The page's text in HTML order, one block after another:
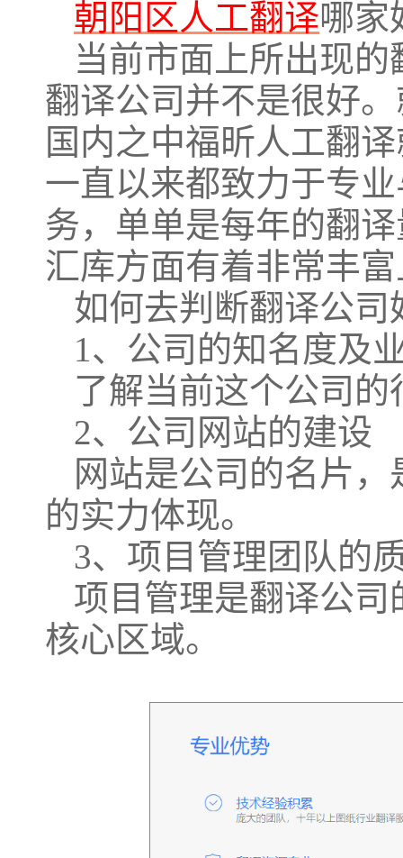
朝阳区人工翻译哪家
当前市面上所出现
翻译公司并不是很好
国内之中福昕人工翻
一直以来都致力于专
务，单单是每年的翻
汇库方面有着非常丰
如何去判断翻译公司
1、公司的知名度及
了解当前这个公司
2、公司网站的建设
网站是公司的名片
的实力体现。
3、项目管理团队的
项目管理是翻译公
核心区域。